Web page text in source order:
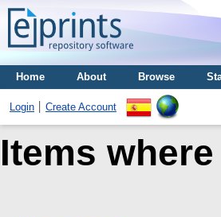
Home About Browse
Login Create Account
Items